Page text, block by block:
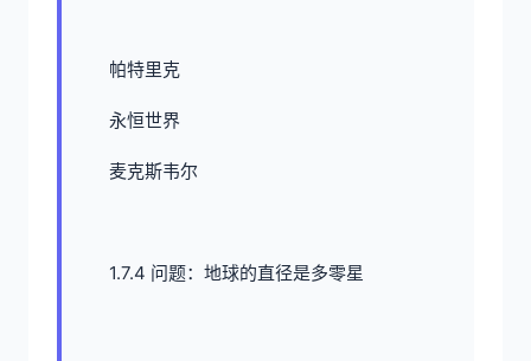
帕特里克
永恒世界
麦克斯韦尔
1.7.4 问题：地球的直径是多零星